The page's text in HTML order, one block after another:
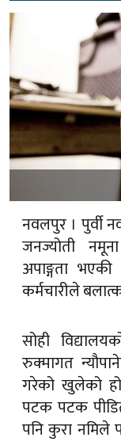
नवलपुर । पुर्वी
जनज्योती
अपाङ्गता
कर्मचारीले
सोही
रुक्मागत
गरेको खुलेको
पटक पटक
पनि कुरा नमिले